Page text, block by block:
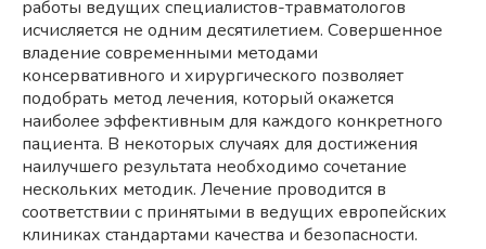
работы ведущих специалистов-травматологов
исчисляется не одним десятилетием. Совершенное
владение современными методами
консервативного и хирургического позволяет
подобрать метод лечения, который окажется
наиболее эффективным для каждого конкретного
пациента. В некоторых случаях для достижения
наилучшего результата необходимо сочетание
нескольких методик. Лечение проводится в
соответствии с принятыми в ведущих европейских
клиниках стандартами качества и безопасности.